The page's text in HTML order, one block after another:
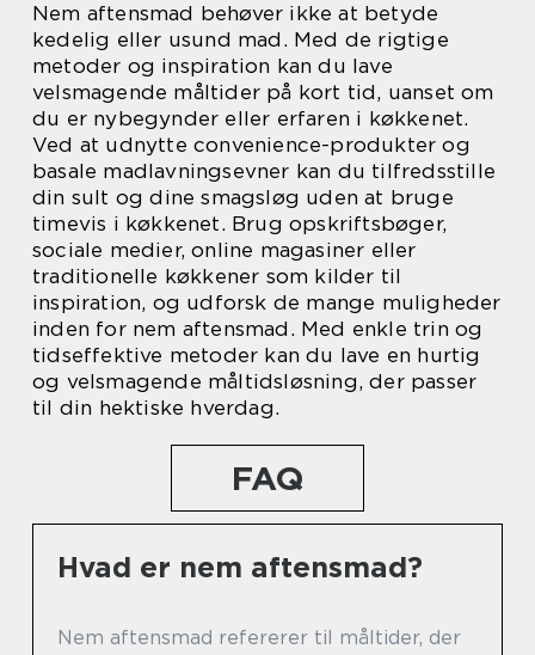
Nem aftensmad behøver ikke at betyde
kedelig eller usund mad. Med de rigtige
metoder og inspiration kan du lave
velsmagende måltider på kort tid, uanset om
du er nybegynder eller erfaren i køkkenet.
Ved at udnytte convenience-produkter og
basale madlavningsevner kan du tilfredsstille
din sult og dine smagsløg uden at bruge
timevis i køkkenet. Brug opskriftsbøger,
sociale medier, online magasiner eller
traditionelle køkkener som kilder til
inspiration, og udforsk de mange muligheder
inden for nem aftensmad. Med enkle trin og
tidseffektive metoder kan du lave en hurtig
og velsmagende måltidsløsning, der passer
til din hektiske hverdag.
FAQ
Hvad er nem aftensmad?
Nem aftensmad refererer til måltider, der